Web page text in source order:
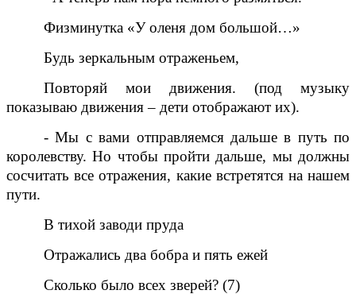
Физминутка «У оленя дом большой…»
Будь зеркальным отраженьем,
Повторяй мои движения. (под музыку
показываю движения – дети отображают их).
- Мы с вами отправляемся дальше в путь по
королевству. Но чтобы пройти дальше, мы должны
сосчитать все отражения, какие встретятся на нашем
пути.
В тихой заводи пруда
Отражались два бобра и пять ежей
Сколько было всех зверей? (7)